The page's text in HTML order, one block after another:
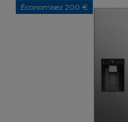
Économisez 200 €